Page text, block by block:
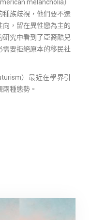
melancholia）
種族歧視，他們要不選
，留在異性戀為主的
研究中看到了亞裔酷兒
要拒絕原本的移民社
）最近在學界引
種態勢。